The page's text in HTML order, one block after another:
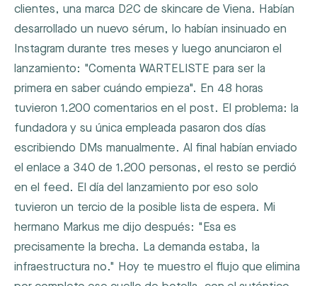
clientes, una marca D2C de skincare de Viena. Habían
desarrollado un nuevo sérum, lo habían insinuado en
Instagram durante tres meses y luego anunciaron el
lanzamiento: "Comenta WARTELISTE para ser la
primera en saber cuándo empieza". En 48 horas
tuvieron 1.200 comentarios en el post. El problema: la
fundadora y su única empleada pasaron dos días
escribiendo DMs manualmente. Al final habían enviado
el enlace a 340 de 1.200 personas, el resto se perdió
en el feed. El día del lanzamiento por eso solo
tuvieron un tercio de la posible lista de espera. Mi
hermano Markus me dijo después: "Esa es
precisamente la brecha. La demanda estaba, la
infraestructura no." Hoy te muestro el flujo que elimina